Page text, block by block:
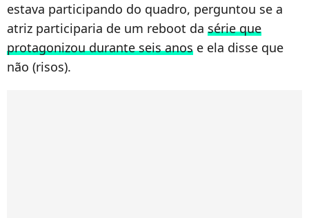
estava participando do quadro, perguntou se a
atriz participaria de um reboot da série que
protagonizou durante seis anos e ela disse que
não (risos).